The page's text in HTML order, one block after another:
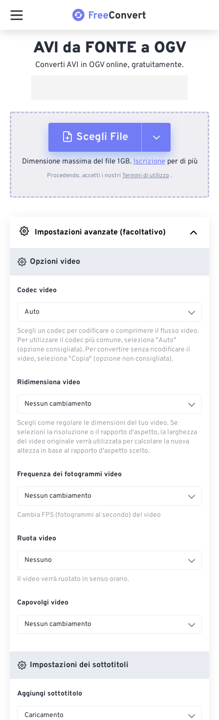
AVI da FONTE a OGV
Converti AVI in OGV online, gratuitamente.
Scegli File
Dal dispositivo
Da Google Drive
Dimensione massima del file 1GB.Iscrizioneper di più
Procedendo, accetti i nostri Termini di utilizzo .
Impostazioni avanzate (facoltativo)
Opzioni video
Codec video
Auto
Scegli un codec per codificare o comprimere il flusso video.
Per utilizzare il codec più comune, seleziona "Auto"
(opzione consigliata). Per convertire senza ricodificare il
video, seleziona "Copia" (opzione non consigliata).
Ridimensiona video
Nessun cambiamento
Scegli come regolare le dimensioni del tuo video. Se
selezioni la risoluzione o il rapporto d'aspetto, la larghezza
del video originale verrà utilizzata per calcolare la nuova
altezza in base al rapporto d'aspetto scelto.
Frequenza dei fotogrammi video
Nessun cambiamento
Cambia FPS (fotogrammi al secondo) del video
Ruota video
Nessuno
Il video verrà ruotato in senso orario.
Capovolgi video
Nessun cambiamento
Impostazioni dei sottotitoli
Aggiungi sottotitolo
Caricamento